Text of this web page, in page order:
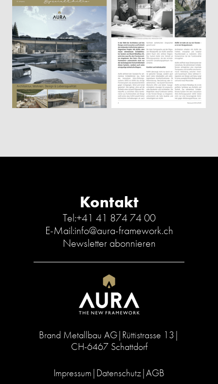
Kontakt
Tel:+41 41 874 74 00
E-Mail:info@aura-framework.ch
Newsletter abonnieren
Brand Metallbau AG|Rüttistrasse 13 |
CH-6467 Schattdorf
Impressum|Datenschutz|AGB